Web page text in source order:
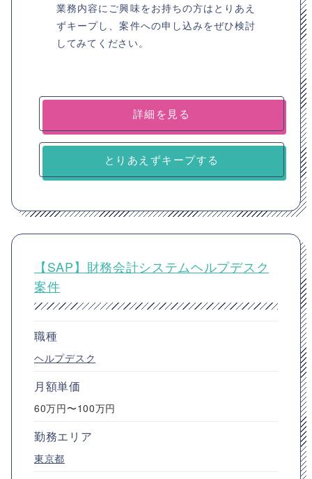
業務内容にご興味をお持ちの方はとりあえ
ずキープし、案件への申し込みをぜひ検討
してみてください。
詳細を見る
とりあえずキープする
【SAP】財務会計システムヘルプデスク
案件
職種
ヘルプデスク
月額単価
60万円〜100万円
勤務エリア
東京都